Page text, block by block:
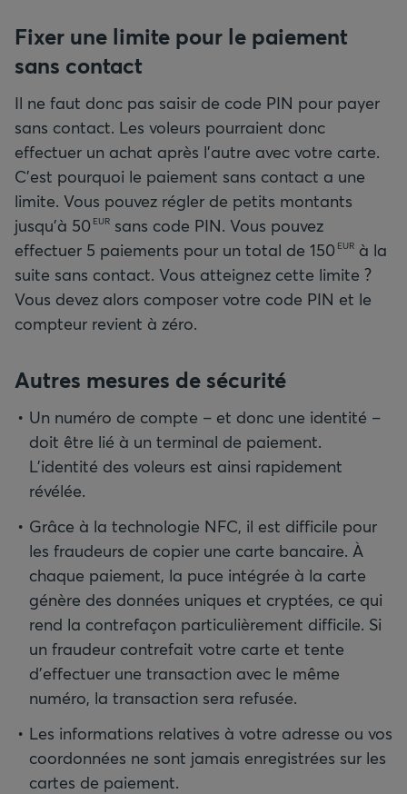
Fixer une limite pour le paiement
sans contact
Il ne faut donc pas saisir de code PIN pour payer
sans contact. Les voleurs pourraient donc
effectuer un achat après l’autre avec votre carte.
C’est pourquoi le paiement sans contact a une
limite. Vous pouvez régler de petits montants
jusqu’à 50 EUR sans code PIN. Vous pouvez
effectuer 5 paiements pour un total de 150 EUR à la
suite sans contact. Vous atteignez cette limite ?
Vous devez alors composer votre code PIN et le
compteur revient à zéro.
Autres mesures de sécurité
Un numéro de compte – et donc une identité –
doit être lié à un terminal de paiement.
L’identité des voleurs est ainsi rapidement
révélée.
Grâce à la technologie NFC, il est difficile pour
les fraudeurs de copier une carte bancaire. À
chaque paiement, la puce intégrée à la carte
génère des données uniques et cryptées, ce qui
rend la contrefaçon particulièrement difficile. Si
un fraudeur contrefait votre carte et tente
d’effectuer une transaction avec le même
numéro, la transaction sera refusée.
Les informations relatives à votre adresse ou vos
coordonnées ne sont jamais enregistrées sur les
cartes de paiement.